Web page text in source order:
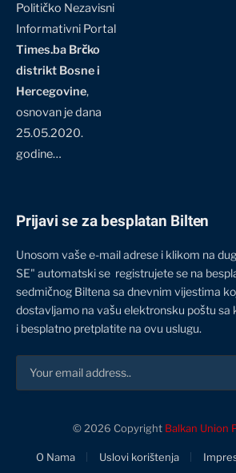
Političko Nezavisni
Informativni Portal
Times.ba Brčko
distrikt Bosne i
Hercegovine,
osnovan je dana
25.05.2020.
godine…
Prijavi se za besplatan Bilten
Unosom vaše e-mail adrese i klikom na
SE" automatski se registrujete se na
sedmičnog Biltena sa dnevnim vijestima
dostavljamo na vašu elektronsku poštu sa
i besplatno pretplatite na ovu uslugu.
© 2026 Copyright Balkan Union
O Nama Uslovi korištenja